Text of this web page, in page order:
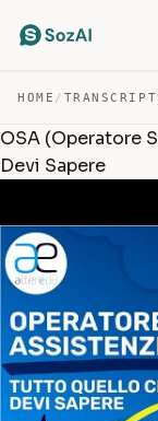
HOME /
OSA (Operatore
Devi Sapere